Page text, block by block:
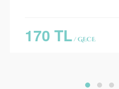
170 TL/ GECE